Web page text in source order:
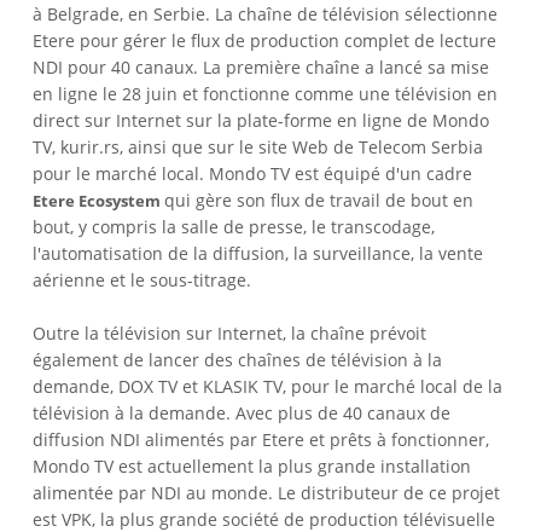
à Belgrade, en Serbie. La chaîne de télévision sélectionne
Etere pour gérer le flux de production complet de lecture
NDI pour 40 canaux. La première chaîne a lancé sa mise
en ligne le 28 juin et fonctionne comme une télévision en
direct sur Internet sur la plate-forme en ligne de Mondo
TV, kurir.rs, ainsi que sur le site Web de Telecom Serbia
pour le marché local. Mondo TV est équipé d'un cadre
Etere Ecosystemqui gère son flux de travail de bout en
bout, y compris la salle de presse, le transcodage,
l'automatisation de la diffusion, la surveillance, la vente
aérienne et le sous-titrage.
Outre la télévision sur Internet, la chaîne prévoit
également de lancer des chaînes de télévision à la
demande, DOX TV et KLASIK TV, pour le marché local de la
télévision à la demande. Avec plus de 40 canaux de
diffusion NDI alimentés par Etere et prêts à fonctionner,
Mondo TV est actuellement la plus grande installation
alimentée par NDI au monde. Le distributeur de ce projet
est VPK, la plus grande société de production télévisuelle